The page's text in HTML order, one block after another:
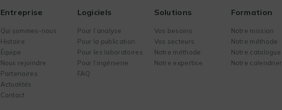
Entreprise
Qui sommes-nous
Histoire
Équipe
Nous rejoindre
Partenaires
Actualités
Contact
Logiciels
Pour l’analyse
Pour la publication
Pour les laboratoires
Pour l’ingénierie
FAQ
Solutions
Vos besoins
Vos secteurs
Notre méthode
Notre expertise
Formation
Notre mission
Notre méthode
Notre catalogue
Notre calendrier